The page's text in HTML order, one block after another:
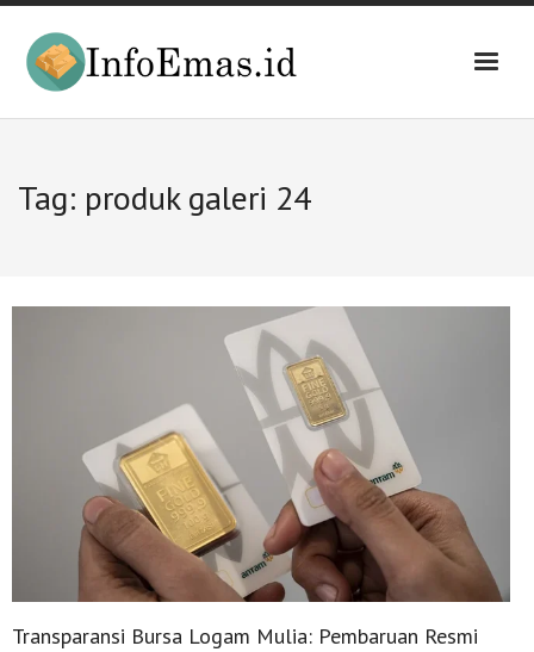
Skip
content
Tag: produk galeri 24
Transparansi Bursa Logam Mulia: Pembaruan Resmi